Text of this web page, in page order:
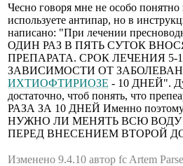
Чесно говоря мне не особо
используете антипар, но в
написано: "При лечении
ОДИН РАЗ В ПЯТЬ СУТОК
ПРЕПАРАТА. СРОК ЛЕЧЕНИЯ 5-
ЗАВИСИМОСТИ ОТ
ИХТИОФТИРИОЗЕ - 10 ДНЕЙ".
достаточно, чтоб понять, что
РАЗА ЗА 10 ДНЕЙ Именно
НУЖНО ЛИ МЕНЯТЬ ВСЮ
ПЕРЕД ВНЕСЕНИЕМ ВТОРОЙ
Изменено 9.4.10 автор fc Artem